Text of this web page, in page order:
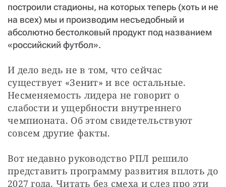
построили стадионы, на которых теперь (хоть и не
на всех) мы и производим несъедобный и
абсолютно бестолковый продукт под названием
«российский футбол».
И дело ведь не в том, что сейчас
существует «Зенит» и все остальные.
Несменяемость лидера не говорит о
слабости и ущербности внутреннего
чемпионата. Об этом свидетельствуют
совсем другие факты.
Вот недавно руководство РПЛ решило
представить программу развития вплоть до
2027 года. Читать без смеха и слез про эти